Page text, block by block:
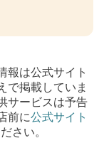
報は公式サイト
で掲載していま
サービスは予告
前に公式サイト
さい。